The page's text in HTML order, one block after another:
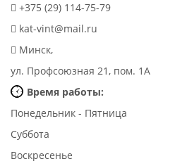
+375 (29) 114-75-79
kat-vint@mail.ru
Минск,
ул. Профсоюзная 21, пом. 1А
Время работы:
Понедельник - Пятница
Суббота
Воскресенье